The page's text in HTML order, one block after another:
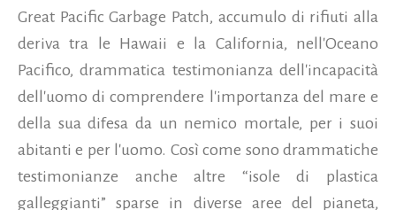
Great Pacific Garbage Patch, accumulo di rifiuti alla
deriva tra le Hawaii e la California, nell'Oceano
Pacifico, drammatica testimonianza dell'incapacità
dell'uomo di comprendere l'importanza del mare e
della sua difesa da un nemico mortale, per i suoi
abitanti e per l'uomo. Così come sono drammatiche
testimonianze anche altre “isole di plastica
galleggianti” sparse in diverse aree del pianeta,